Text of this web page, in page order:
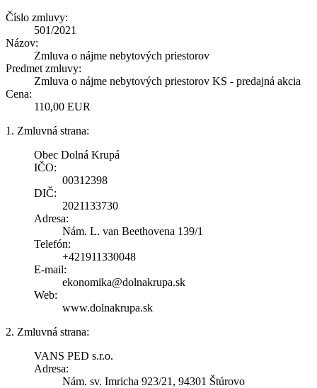
Číslo zmluvy:
501/2021
Názov:
Zmluva o nájme nebytových priestorov
Predmet zmluvy:
Zmluva o nájme nebytových priestorov KS - predajná akcia
Cena:
110,00 EUR
1. Zmluvná strana:
Obec Dolná Krupá
IČO:
00312398
DIČ:
2021133730
Adresa:
Nám. L. van Beethovena 139/1
Telefón:
+421911330048
E-mail:
ekonomika@dolnakrupa.sk
Web:
www.dolnakrupa.sk
2. Zmluvná strana:
VANS PED s.r.o.
Adresa:
Nám. sv. Imricha 923/21, 94301 Štúrovo